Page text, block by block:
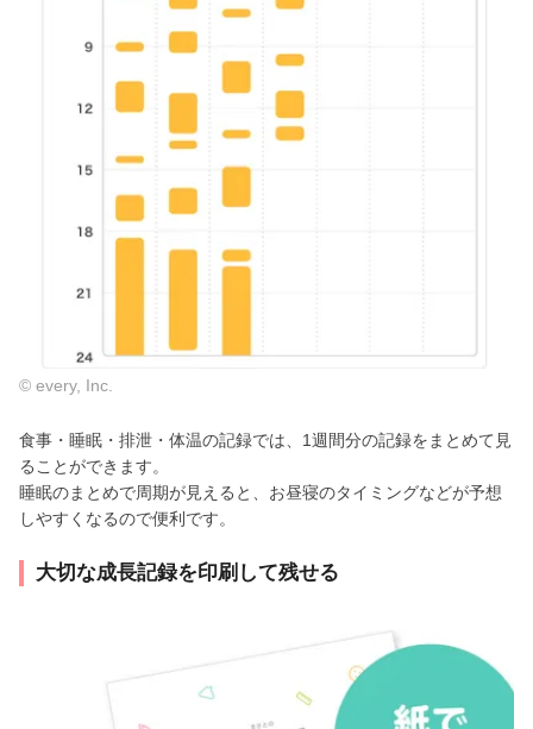
© every, Inc.
食事・睡眠・排泄・体温の記録では、1週間分の記録をまとめて見
ることができます。
睡眠のまとめで周期が見えると、お昼寝のタイミングなどが予想
しやすくなるので便利です。
大切な成長記録を印刷して残せる